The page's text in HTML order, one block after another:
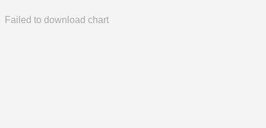
Failed to download chart